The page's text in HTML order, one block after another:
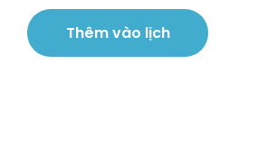
Thêm vào lịch